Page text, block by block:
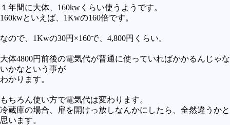
１年間に大体、160kwくらい使うようです。
160kwといえば、1Kwの160倍です。
なので、1Kwの30円×160で、4,800円くらい。
大体4800円前後の電気代が普通に使っていればかかるんじゃな
いかなという事が
わかります。
もちろん使い方で電気代は変わります。
冷蔵庫の場合、扉を開けっ放しなんかにしたら、全然違うかと
思います。